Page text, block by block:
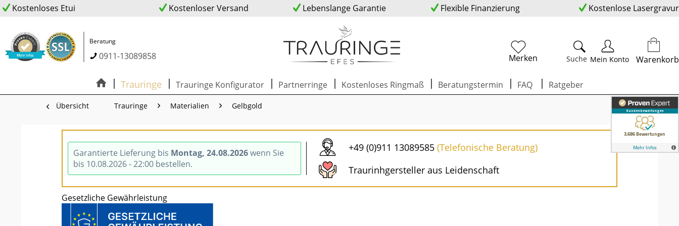
Kostenloses Etui Kostenloser Versand Lebenslange Garantie Flexible Finanzierung Kostenlose Lasergravur
Beratung
0911-13089858 Suche
Merken Mein Konto Warenkorb
Trauringe Trauringe Konfigurator Partnerringe Kostenloses Ringmaß Beratungstermin FAQ Ratgeber
Übersicht Trauringe Materialien Gelbgold
Garantierte Lieferung bis Montag, 24.08.2026wenn Sie
bis 10.08.2026 - 22:00 bestellen.
+49 (0)911 13089585(Telefonische Beratung)
Traurinhgersteller aus Leidenschaft
Gesetzliche Gewährleistung